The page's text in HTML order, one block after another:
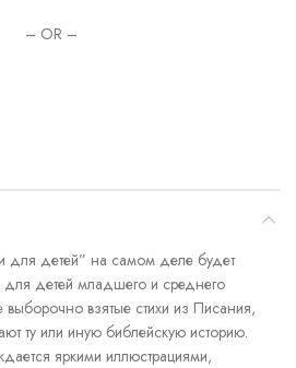
– OR –
для детей” на самом деле будет
детей младшего и среднего
выборочно взятые стихи из Писания,
ту или иную библейскую историю.
яркими иллюстрациями,